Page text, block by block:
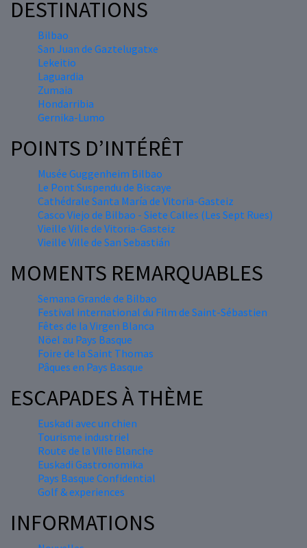
DESTINATIONS
Bilbao
San Juan de Gaztelugatxe
Lekeitio
Laguardia
Zumaia
Hondarribia
Gernika-Lumo
POINTS D’INTÉRÊT
Musée Guggenheim Bilbao
Le Pont Suspendu de Biscaye
Cathédrale Santa María de Vitoria-Gasteiz
Casco Viejo de Bilbao - Siete Calles (Les Sept Rues)
Vieille Ville de Vitoria-Gasteiz
Vieille Ville de San Sebastián
MOMENTS REMARQUABLES
Semana Grande de Bilbao
Festival international du Film de Saint-Sébastien
Fêtes de la Virgen Blanca
Nöel au Pays Basque
Foire de la Saint Thomas
Pâques en Pays Basque
ESCAPADES À THÈME
Euskadi avec un chien
Tourisme industriel
Route de la Ville Blanche
Euskadi Gastronomika
Pays Basque Confidential
Golf & experiences
INFORMATIONS